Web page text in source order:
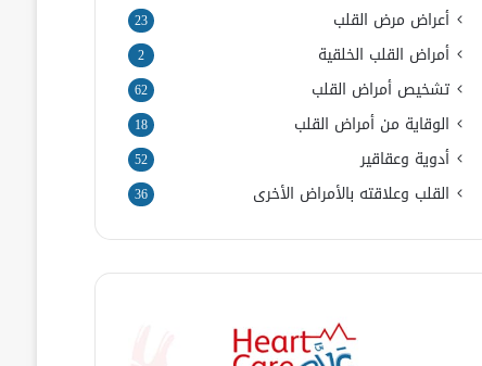
أعراض مرض القلب 23
أمراض القلب الخلقية 2
تشخيص أمراض القلب 62
الوقاية من أمراض القلب 18
أدوية وعقاقير 52
القلب وعلاقته بالأمراض الأخرى 36